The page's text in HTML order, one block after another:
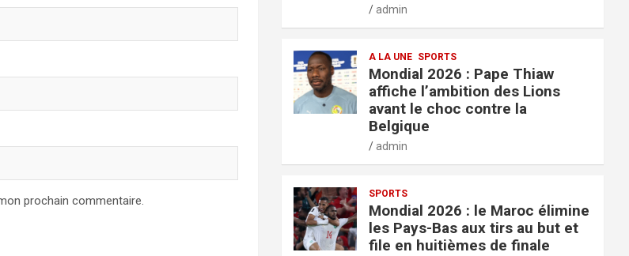
prochain commentaire.
admin
A LA UNE SPORTS
Mondial 2026 : Pape Thiaw
affiche l’ambition des Lions
avant le choc contre la
Belgique
admin
SPORTS
Mondial 2026 : le Maroc élimine
les Pays-Bas aux tirs au but et
file en huitièmes de finale